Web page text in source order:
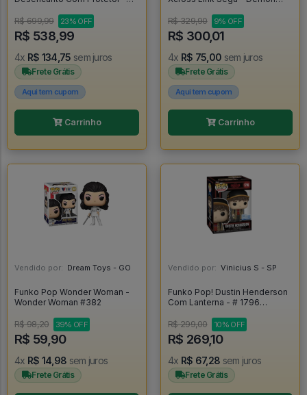
R$ 699,99
23% OFF
R$ 538,99
4x R$ 134,75 sem juros
Frete Grátis
Aqui tem cupom
Carrinho
R$ 329,90
9% OFF
R$ 300,01
4x R$ 75,00 sem juros
Frete Grátis
Aqui tem cupom
Carrinho
Vendido por: Dream Toys - GO
Funko Pop Wonder Woman -
Wonder Woman #382
R$ 98,20 39% OFF
R$ 59,90
4x R$ 14,98 sem juros
Frete Grátis
Vendido por: Vinicius S - SP
Funko Pop! Dustin Henderson
Com Lanterna - # 1796
Things #1
R$ 299,00 10% OFF
R$ 269,10
4x R$ 67,28 sem juros
Frete Grátis